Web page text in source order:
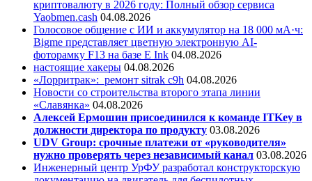
криптовалюту в 2026 году: Полный обзор сервиса
Yaobmen.cash 04.08.2026
Голосовое общение с ИИ и аккумулятор на 18 000 мА·ч:
Bigme представляет цветную электронную AI-
фоторамку F13 на базе E Ink 04.08.2026
настоящие хакеры 04.08.2026
«Лорритрак»: ремонт sitrak c9h 04.08.2026
Новости со строительства второго этапа линии
«Славянка» 04.08.2026
Алексей Ермошин присоединился к команде ITKey в
должности директора по продукту 03.08.2026
UDV Group: срочные платежи от «руководителя»
нужно проверять через независимый канал 03.08.2026
Инженерный центр УрФУ разработал конструкторскую